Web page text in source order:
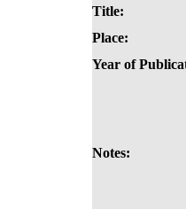
Title:
Place:
Year of
Notes: